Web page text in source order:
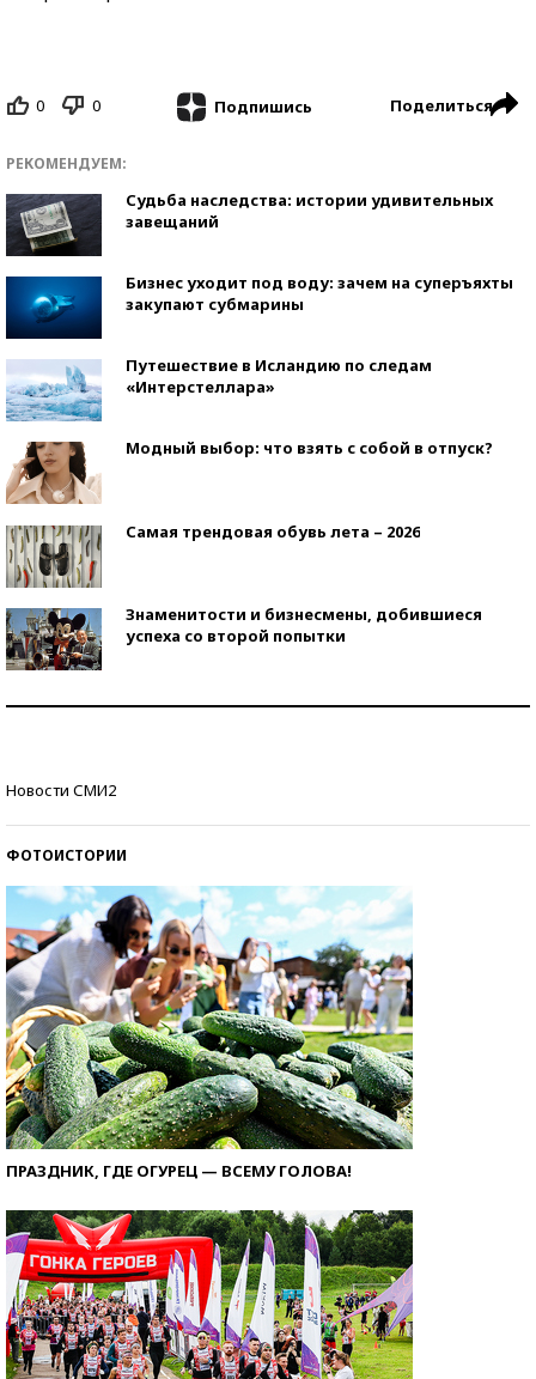
0 0 Подпишись Поделиться
РЕКОМЕНДУЕМ:
Судьба наследства: истории удивительных
завещаний
Бизнес уходит под воду: зачем на суперъяхты
закупают субмарины
Путешествие в Исландию по следам
«Интерстеллара»
Модный выбор: что взять с собой в отпуск?
Самая трендовая обувь лета – 2026
Знаменитости и бизнесмены, добившиеся
успеха со второй попытки
Новости СМИ2
ФОТОИСТОРИИ
ПРАЗДНИК, ГДЕ ОГУРЕЦ — ВСЕМУ ГОЛОВА!